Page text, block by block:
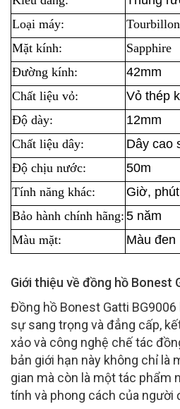
Loại máy:
Mặt kính:
Sapphire
Đường kính:
42mm
Chất liệu vỏ:
Vỏ thép
Độ dày:
12mm
Chất liệu dây:
Dây cao
Độ chịu nước:
50m
Tính năng khác:
Giờ,
Bảo hành chính hãng: 5 năm
Màu mặt:
Màu đen
Giới thiệu về đồng hồ Bonest
Đồng hồ Bonest Gatti
sự sang trọng và đẳng cấp,
xảo và công nghệ chế tác
bản giới hạn này không chỉ là
gian mà còn là một tác phẩm
tính và phong cách của người